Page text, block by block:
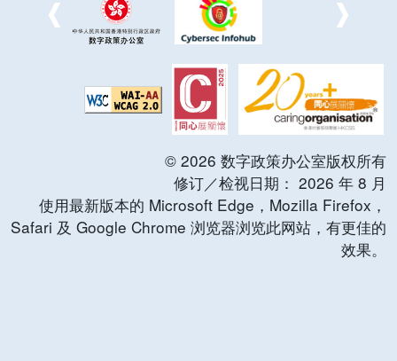
© 2026 数字政策办公室版权所有
修订／检视日期： 2026 年 8 月
使用最新版本的 Microsoft Edge，Mozilla Firefox，
Safari 及 Google Chrome 浏览器浏览此网站，有更佳的
效果。